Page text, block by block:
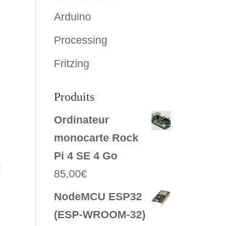
Arduino
Processing
Fritzing
Produits
Ordinateur
monocarte Rock
Pi 4 SE 4 Go
85,00€
NodeMCU ESP32
(ESP-WROOM-32)